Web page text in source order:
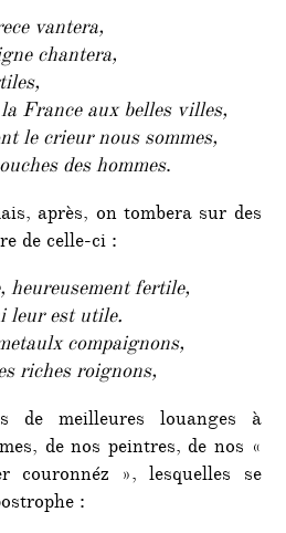
vantera,
chantera,
France aux belles villes,
le crieur nous sommes,
des hommes.
après, on tombera sur des
de celle-ci :
heureusement fertile,
leur est utile.
compaignons,
riches roignons,
de meilleures louanges à
de nos peintres, de nos «
couronnéz », lesquelles se
: